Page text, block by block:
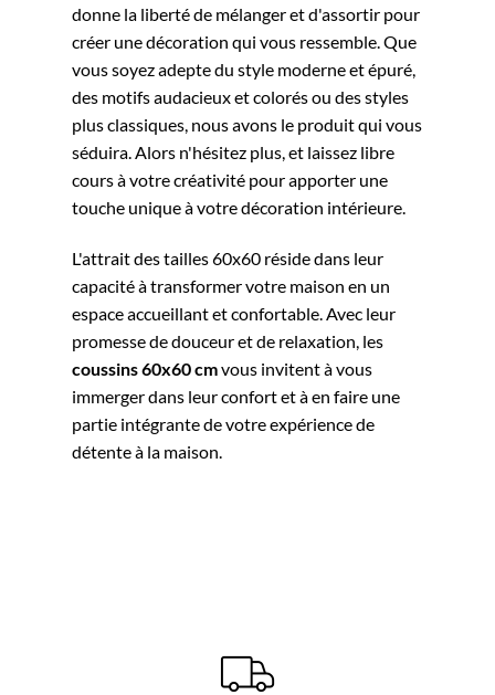
donne la liberté de mélanger et d'assortir pour
créer une décoration qui vous ressemble. Que
vous soyez adepte du style moderne et épuré,
des motifs audacieux et colorés ou des styles
plus classiques, nous avons le produit qui vous
séduira. Alors n'hésitez plus, et laissez libre
cours à votre créativité pour apporter une
touche unique à votre décoration intérieure.
L'attrait des tailles 60x60 réside dans leur
capacité à transformer votre maison en un
espace accueillant et confortable. Avec leur
promesse de douceur et de relaxation, les
coussins 60x60 cmvous invitent à vous
immerger dans leur confort et à en faire une
partie intégrante de votre expérience de
détente à la maison.